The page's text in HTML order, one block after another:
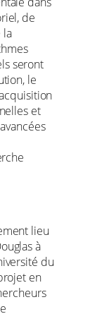
de
la
seront
le
et
lieu
à
du
en